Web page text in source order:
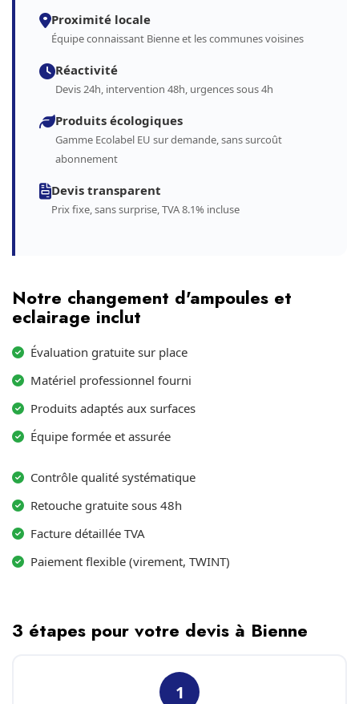
Proximité locale
Équipe connaissant Bienne et les communes voisines
Réactivité
Devis 24h, intervention 48h, urgences sous 4h
Produits écologiques
Gamme Ecolabel EU sur demande, sans surcoût
abonnement
Devis transparent
Prix fixe, sans surprise, TVA 8.1% incluse
Notre changement d'ampoules et
eclairage inclut
Évaluation gratuite sur place
Matériel professionnel fourni
Produits adaptés aux surfaces
Équipe formée et assurée
Contrôle qualité systématique
Retouche gratuite sous 48h
Facture détaillée TVA
Paiement flexible (virement, TWINT)
3 étapes pour votre devis à Bienne
1